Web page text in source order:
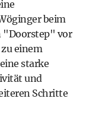
beim
"Doorstep" vor
einem
starke
und
Schritte